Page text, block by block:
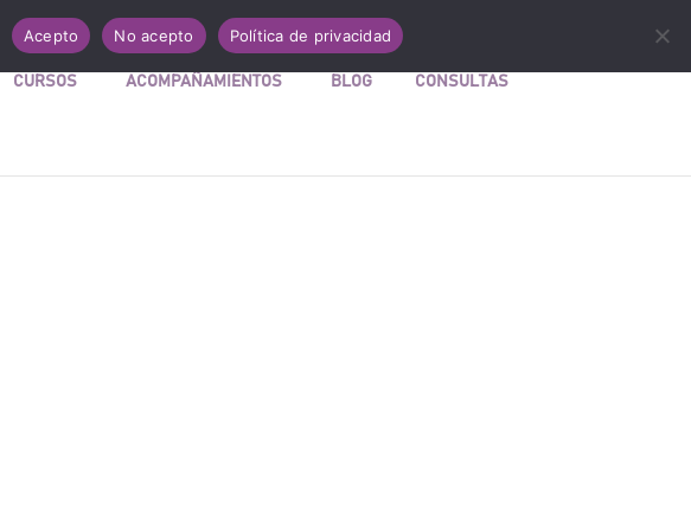
Mi Tienda Acceder a Mi cuenta Carrito
CURSOS ACOMPAÑAMIENTOS BLOG CONSULTAS
Acepto No acepto Política de privacidad